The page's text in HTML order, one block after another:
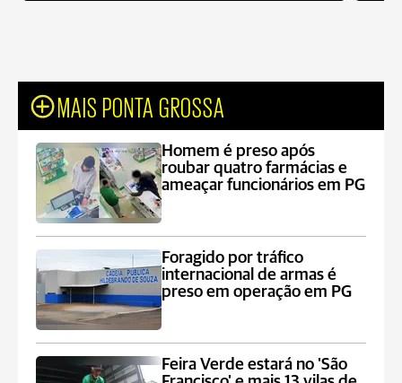
MAIS PONTA GROSSA
Homem é preso após
roubar quatro farmácias e
ameaçar funcionários em PG
Foragido por tráfico
internacional de armas é
preso em operação em PG
Feira Verde estará no 'São